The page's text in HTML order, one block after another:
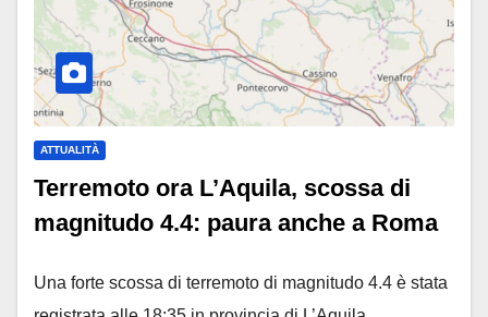
ATTUALITÀ
Terremoto ora L’Aquila, scossa di
magnitudo 4.4: paura anche a Roma
Una forte scossa di terremoto di magnitudo 4.4 è stata